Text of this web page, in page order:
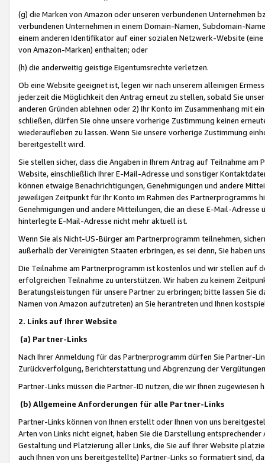
(g) die Marken von Amazon oder unseren verbundenen Unternehmen
verbundenen Unternehmen in einem Domain-Namen, Subdomain-
einem anderen Identifikator auf einer sozialen Netzwerk-Website
von Amazon-Marken) enthalten; oder
(h) die anderweitig geistige Eigentumsrechte verletzen.
Ob eine Website geeignet ist, legen wir nach unserem alleinigen
jederzeit die Möglichkeit den Antrag erneut zu stellen, sobald Sie
anderen Gründen ablehnen oder 2) Ihr Konto im Zusammenhang mit
schließen, dürfen Sie ohne unsere vorherige Zustimmung keinen
wiederaufleben zu lassen. Wenn Sie unsere vorherige Zustimmung
bereitgestellt wird.
Sie stellen sicher, dass die Angaben in Ihrem Antrag auf Teilnahme
Website, einschließlich Ihrer E-Mail-Adresse und sonstiger
können etwaige Benachrichtigungen, Genehmigungen und andere
jeweiligen Zeitpunkt für Ihr Konto im Rahmen des Partnerprogramms
Genehmigungen und andere Mitteilungen, die an diese E-Mail-
hinterlegte E-Mail-Adresse nicht mehr aktuell ist.
Wenn Sie als Nicht-US-Bürger am Partnerprogramm teilnehmen,
außerhalb der Vereinigten Staaten erbringen, es sei denn, Sie haben
Die Teilnahme am Partnerprogramm ist kostenlos und wir stellen auf
erfolgreichen Teilnahme zu unterstützen. Wir haben zu keinem
Beratungsleistungen für unsere Partner zu erbringen; bitte lassen Sie
Namen von Amazon aufzutreten) an Sie herantreten und Ihnen
2. Links auf Ihrer Website
(a) Partner-Links
Nach Ihrer Anmeldung für das Partnerprogramm dürfen Sie Partner-
Zurückverfolgung, Berichterstattung und Abgrenzung der
Partner-Links müssen die Partner-ID nutzen, die wir Ihnen zugewiesen
(b) Allgemeine Anforderungen für alle Partner-Links
Partner-Links können von Ihnen erstellt oder Ihnen von uns
Arten von Links nicht eignet, haben Sie die Darstellung
Gestaltung und Platzierung aller Links, die Sie auf Ihrer Website
auch Ihnen von uns bereitgestellte) Partner-Links so formatiert sind,